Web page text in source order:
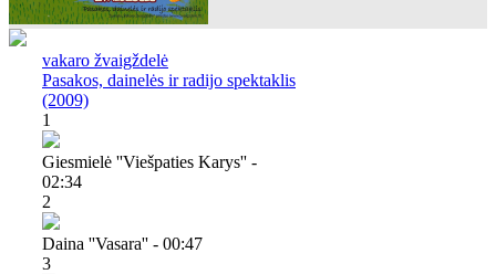
vakaro žvaigždelė
Pasakos, dainelės ir radijo spektaklis
(2009)
1
Giesmielė ''viešpaties Karys'' -
02:34
2
Daina ''vasara'' - 00:47
3